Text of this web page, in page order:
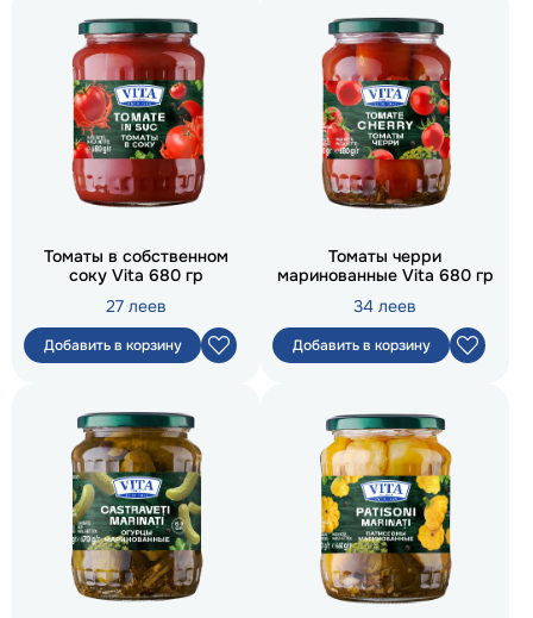
Томаты в собственном
соку Vita 680 гр
27 леев
Добавить в корзину
Томаты черри
маринованные Vita 680 гр
34 леев
Добавить в корзину